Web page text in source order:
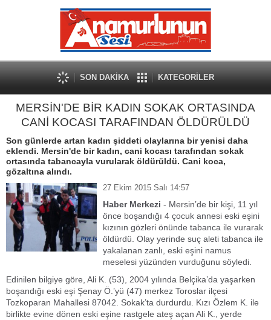
SON DAKİKA KATEGORİLER
MERSİN'DE BİR KADIN SOKAK ORTASINDA
CANİ KOCASI TARAFINDAN ÖLDÜRÜLDÜ
Son günlerde artan kadın şiddeti olaylarına bir yenisi daha
eklendi. Mersin'de bir kadın, cani kocası tarafından sokak
ortasında tabancayla vurularak öldürüldü. Cani koca,
gözaltına alındı.
27 Ekim 2015 Salı 14:57
Haber Merkezi - Mersin’de bir kişi, 11 yıl
önce boşandığı 4 çocuk annesi eski eşini
kızının gözleri önünde tabanca ile vurarak
öldürdü. Olay yerinde suç aleti tabanca ile
yakalanan zanlı, eski eşini namus
meselesi yüzünden vurduğunu söyledi.
Edinilen bilgiye göre, Ali K. (53), 2004 yılında Belçika’da yaşarken
boşandığı eski eşi Şenay Ö.’yü (47) merkez Toroslar ilçesi
Tozkoparan Mahallesi 87042. Sokak’ta durdurdu. Kızı Özlem K. ile
birlikte evine dönen eski eşine rastgele ateş açan Ali K., yerde